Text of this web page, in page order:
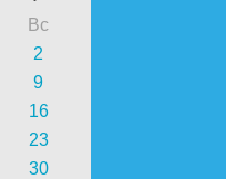
Вс
2
9
16
23
30